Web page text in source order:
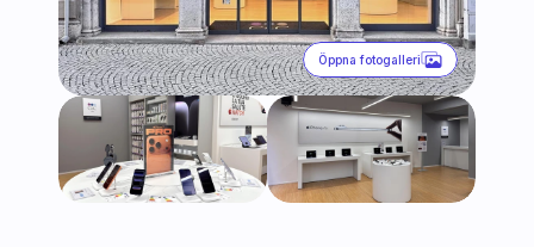
Öppna fotogalleri